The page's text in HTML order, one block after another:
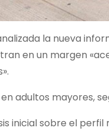
la nueva
en un margen
adultos mayores,
inicial sobre el